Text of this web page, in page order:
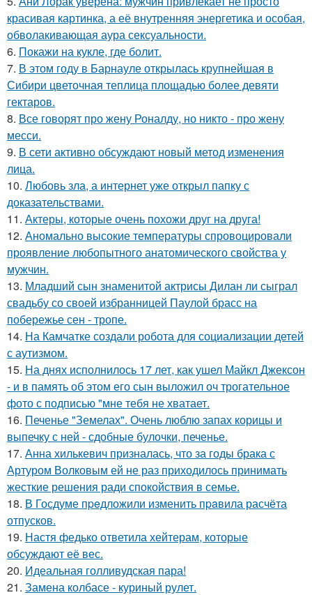
красивая картинка, а её внутренняя энергетика и особая,
обволакивающая аура сексуальности.
6. Покажи на кукле, где болит.
7. В этом году в Барнауле открылась крупнейшая в
Сибири цветочная теплица площадью более девяти
гектаров.
8. Все говорят про жену Роналду, но никто - про жену
месси.
9. В сети активно обсуждают новый метод изменения
лица.
10. Любовь зла, а интернет уже открыл папку с
доказательствами.
11. Актеры, которые очень похожи друг на друга!
12. Аномально высокие температуры спровоцировали
проявление любопытного анатомического свойства у
мужчин.
13. Младший сын знаменитой актрисы Дилан ли сыграл
свадьбу со своей избранницей Паулой брасс на
побережье сен - тропе.
14. На Камчатке создали робота для социализации детей
с аутизмом.
15. На днях исполнилось 17 лет, как ушел Майкл Джексон
- и в память об этом его сын выложил оч трогательное
фото с подписью "мне тебя не хватает.
16. Печенье "Земелах". Очень люблю запах корицы и
выпечку с ней - сдобные булочки, печенье.
17. Анна хилькевич призналась, что за годы брака с
Артуром Волковым ей не раз приходилось принимать
жесткие решения ради спокойствия в семье.
18. В Госдуме пpeдложили изменить пpaвила расчёта
отпусков.
19. Настя федько ответила хейтерам, которые
обсуждают её вес.
20. Идеальная голливудская пара!
21. Замена колбасе - куриный рулет.